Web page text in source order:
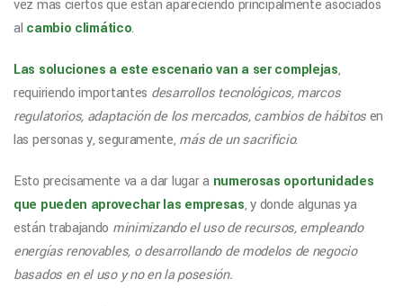
vez más ciertos que están apareciendo principalmente asociados
al cambio climático.
Las soluciones a este escenario van a ser complejas,
requiriendo importantes desarrollos tecnológicos, marcos
regulatorios, adaptación de los mercados, cambios de hábitosen
las personas y, seguramente, más de un sacrificio.
Esto precisamente va a dar lugar a numerosas oportunidades
que pueden aprovechar las empresas, y donde algunas ya
están trabajando minimizando el uso de recursos, empleando
energías renovables, o desarrollando de modelos de negocio
basados en el uso y no en la posesión.